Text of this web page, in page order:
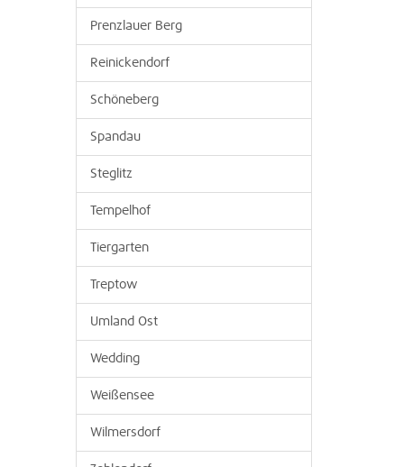
Prenzlauer Berg
Reinickendorf
Schöneberg
Spandau
Steglitz
Tempelhof
Tiergarten
Treptow
Umland Ost
Wedding
Weißensee
Wilmersdorf